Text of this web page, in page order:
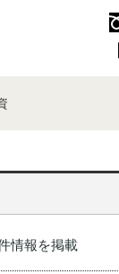
情報を掲載